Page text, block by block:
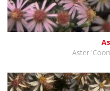
Aster